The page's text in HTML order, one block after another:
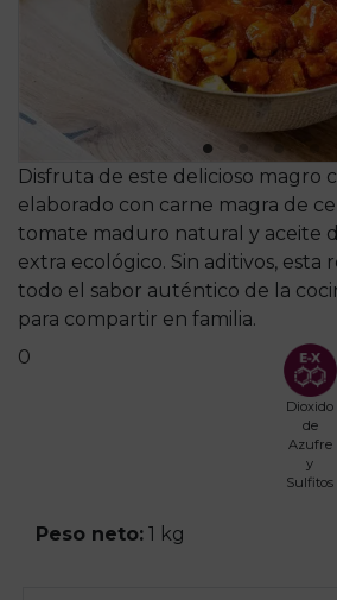
Disfruta de este delicioso magro
elaborado con carne magra de
tomate maduro natural y aceite
extra ecológico. Sin aditivos, esta
todo el sabor auténtico de la
para compartir en familia.
0
Dioxido
de
Azufre
y
Sulfitos
Peso neto: 1 kg